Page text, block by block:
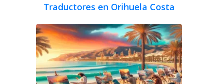
Traductores en Orihuela Costa